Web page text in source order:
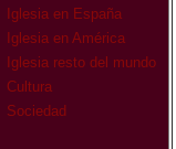
Iglesia en España
Iglesia en América
Iglesia resto del mundo
Cultura
Sociedad